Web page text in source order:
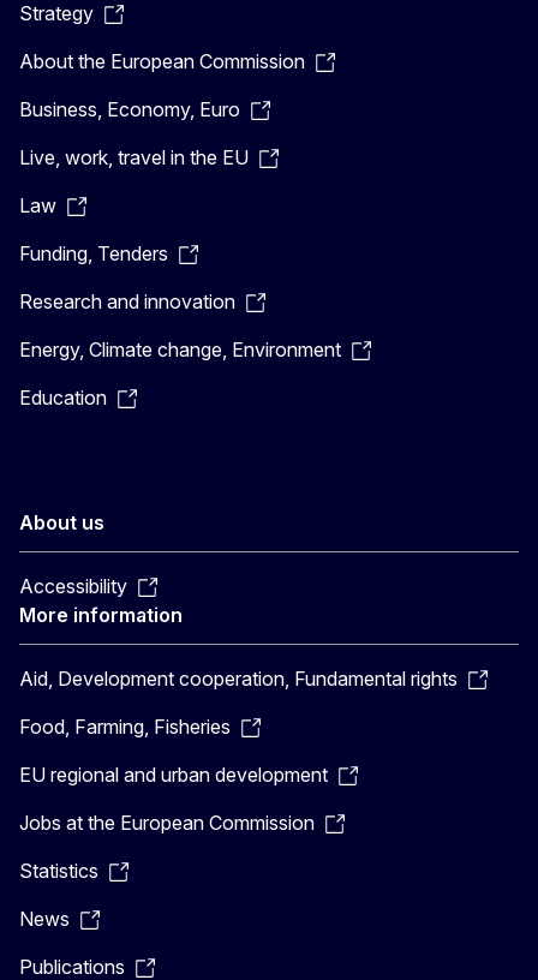
Strategy
About the European Commission
Business, Economy, Euro
Live, work, travel in the EU
Law
Funding, Tenders
Research and innovation
Energy, Climate change, Environment
Education
About us
Accessibility
More information
Aid, Development cooperation, Fundamental rights
Food, Farming, Fisheries
EU regional and urban development
Jobs at the European Commission
Statistics
News
Publications